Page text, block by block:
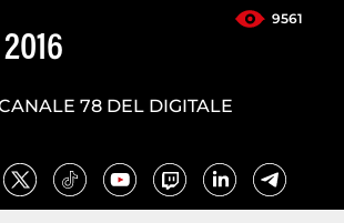
9561
78 DEL DIGITALE